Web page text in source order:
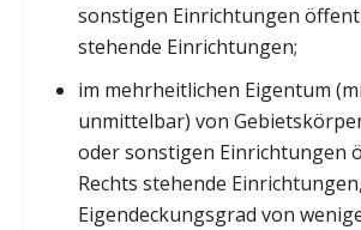
sonstigen Einrichtungen
stehende Einrichtungen;
im mehrheitlichen Eigentum
unmittelbar) von
oder sonstigen Einrichtungen
Rechts stehende
Eigendeckungsgrad von